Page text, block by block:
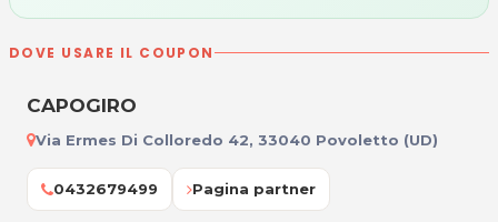
DOVE USARE IL COUPON
CAPOGIRO
Via Ermes Di Colloredo 42, 33040 Povoletto (UD)
0432679499 Pagina partner